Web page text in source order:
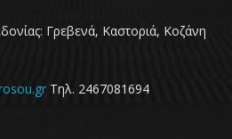
Γρεβενά, Καστοριά, Κοζάνη
Τηλ. 2467081694